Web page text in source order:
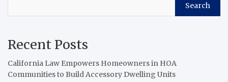
Search
Recent Posts
California Law Empowers Homeowners in HOA
Communities to Build Accessory Dwelling Units